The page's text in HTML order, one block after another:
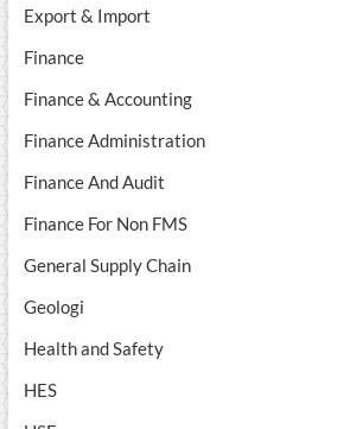
Export & Import
Finance
Finance & Accounting
Finance Administration
Finance And Audit
Finance For Non FMS
General Supply Chain
Geologi
Health and Safety
HES